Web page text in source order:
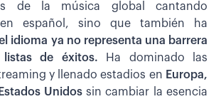
de la música global cantando
en español, sino que también ha
idioma ya no representa una barrera
de éxitos. Ha dominado las
y llenado estadios en Europa,
Unidossin cambiar la esencia